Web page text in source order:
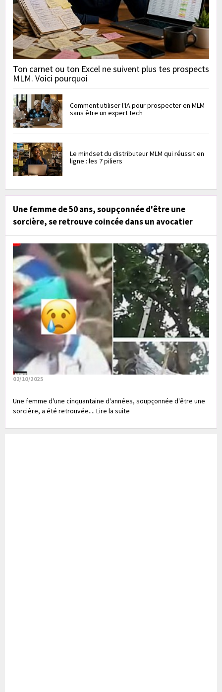
Ton carnet ou ton Excel ne suivent plus tes prospects
MLM. Voici pourquoi
Comment utiliser l'IA pour prospecter en MLM
sans être un expert tech
Le mindset du distributeur MLM qui réussit en
ligne : les 7 piliers
Une femme de 50 ans, soupçonnée d'être une
sorcière, se retrouve coincée dans un avocatier
02/10/2025
Une femme d'une cinquantaine d'années, soupçonnée d'être une
sorcière, a été retrouvée.... Lire la suite